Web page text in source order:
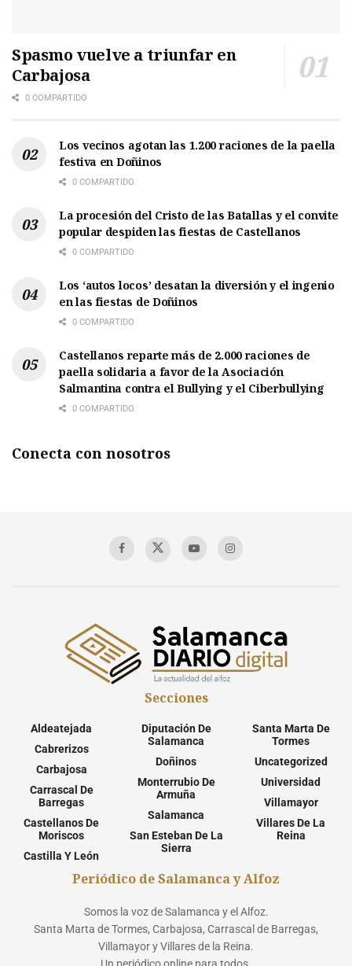
Spasmo vuelve a triunfar en
Carbajosa
0 COMPARTIDO
Los vecinos agotan las 1.200 raciones de la paella
festiva en Doñinos
0 COMPARTIDO
La procesión del Cristo de las Batallas y el convite
popular despiden las fiestas de Castellanos
0 COMPARTIDO
Los ‘autos locos’ desatan la diversión y el ingenio
en las fiestas de Doñinos
0 COMPARTIDO
Castellanos reparte más de 2.000 raciones de
paella solidaria a favor de la Asociación
Salmantina contra el Bullying y el Ciberbullying
0 COMPARTIDO
Conecta con nosotros
Secciones
Aldeatejada
Cabrerizos
Carbajosa
Carrascal De
Barregas
Castellanos De
Moriscos
Castilla Y León
Diputación De
Salamanca
Doñinos
Monterrubio De
Armuña
Salamanca
San Esteban De La
Sierra
Santa Marta De
Tormes
Uncategorized
Universidad
Villamayor
Villares De La
Reina
Periódico de Salamanca y Alfoz
Somos la voz de Salamanca y el Alfoz.
Santa Marta de Tormes, Carbajosa, Carrascal de Barregas,
Villamayor y Villares de la Reina.